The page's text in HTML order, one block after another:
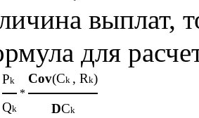
выплат,
для
Pk
Qk
*
Cov(Ck , Rk)
DCk